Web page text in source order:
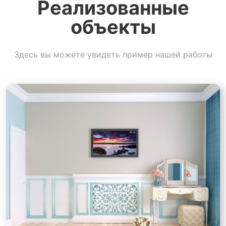
Реализованные
объекты
Здесь вы можете увидеть пример нашей работы